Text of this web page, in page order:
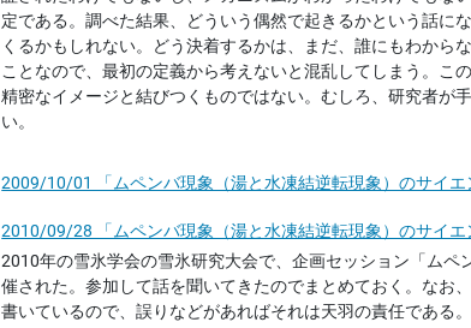
定である。調べた結果、どういう偶然で起きるかという話に
くるかもしれない。どう決着するかは、まだ、誰にもわから
ことなので、最初の定義から考えないと混乱してしまう。こ
精密なイメージと結びつくものではない。むしろ、研究者が
い。
2009/10/01 「ムペンバ現象（湯と水凍結逆転現象）のサイエ
2010/09/28 「ムペンバ現象（湯と水凍結逆転現象）のサイエ
2010年の雪氷学会の雪氷研究大会で、企画セッション「ム
催された。参加して話を聞いてきたのでまとめておく。なお
書いているので、誤りなどがあればそれは天羽の責任である。